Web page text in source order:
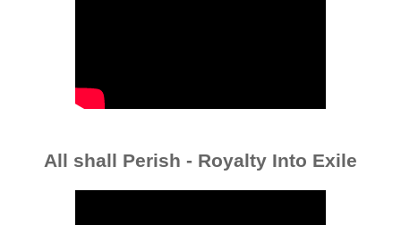
All shall Perish - Royalty Into Exile